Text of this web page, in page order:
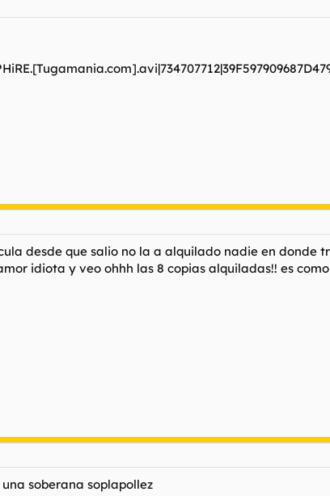
desde que salio no la a alquilado nadie en
idiota y veo ohhh las 8 copias alquiladas!! es
soberana soplapollez